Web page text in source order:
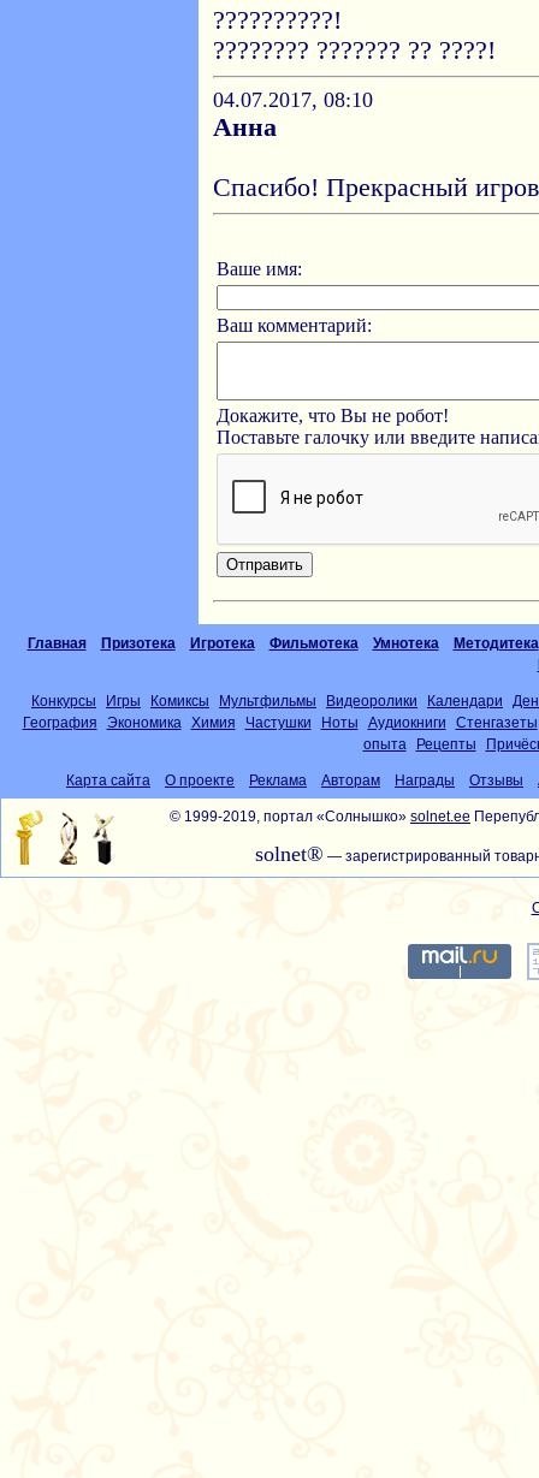
??????????!
???????? ??????? ?? ????!
04.07.2017, 08:10
Анна
Спасибо! Прекрасный
Ваше имя:
Ваш комментарий:
Докажите, что Вы не робот!
Поставьте галочку или введите
Главная Призотека Игротека Фильмотека Умнотека
Методитека
Конкурсы Игры Комиксы Мультфильмы Видеоролики Календари
География
Экономика Химия Частушки Ноты Аудиокниги
Стенгазеты
опыта
Рецепты
Карта сайта О проекте Реклама Авторам Награды Отзывы
© 1999-2019, портал «Солнышко» solnet.ee
solnet® — зарегистрированный